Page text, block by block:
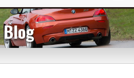
Blog